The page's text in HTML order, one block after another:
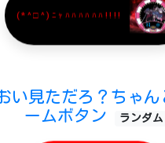
(*^□^)ﾆｬﾊﾊﾊﾊﾊﾊ!!!!
い見ただろ？ちゃ
ームボタン
ランダム